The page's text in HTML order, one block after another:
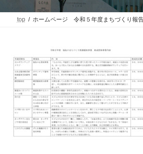
top ホームページ 令和５年度まちづくり報